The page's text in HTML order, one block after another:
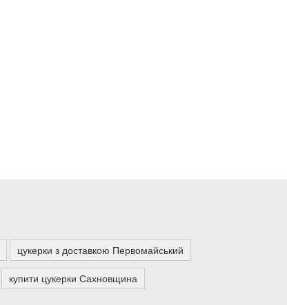
цукерки з доставкою Первомайський
купити цукерки Сахновщина